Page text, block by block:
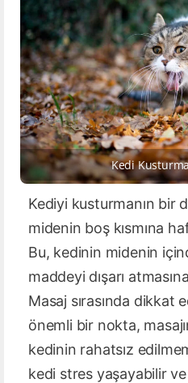
Kedi
Kediyi kusturmanın bir
midenin boş kısmına
Bu, kedinin midenin
maddeyi dışarı
Masaj sırasında dikkat
önemli bir nokta,
kedinin rahatsız
kedi stres yaşayabilir